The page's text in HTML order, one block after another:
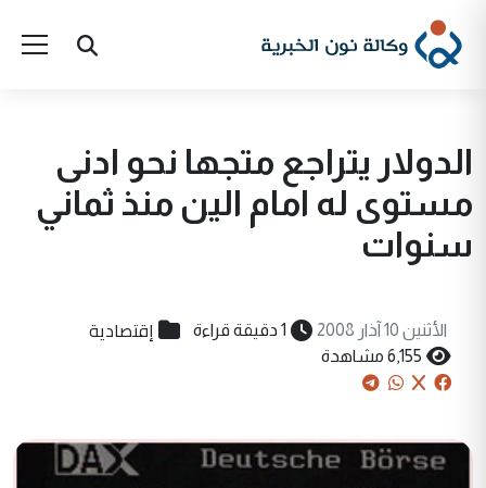
الدولار يتراجع متجها نحو ادنى
مستوى له امام الين منذ ثماني
سنوات
الأثنين 10 آذار 2008 1 دقيقة قراءة إقتصادية
6,155 مشاهدة